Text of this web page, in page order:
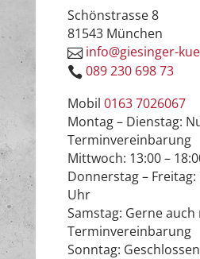
Schönstrasse 8
81543 München
 info@giesinger-
 089 230 698 73
Mobil 0163 7026067
Montag – Dienstag:
Terminvereinbarung
Mittwoch: 13:00 –
Donnerstag – Freitag:
Uhr
Samstag: Gerne auch
Terminvereinbarung
Sonntag: Geschlossen